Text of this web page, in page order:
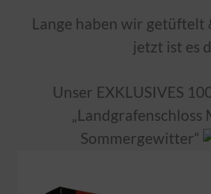
Lange haben wir getüftelt
jetzt ist es
Unser EXKLUSIVES
„Landgrafenschloss
Sommergewitter“